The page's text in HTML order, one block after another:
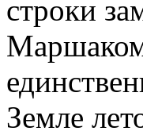
строки
Маршаком
Земле